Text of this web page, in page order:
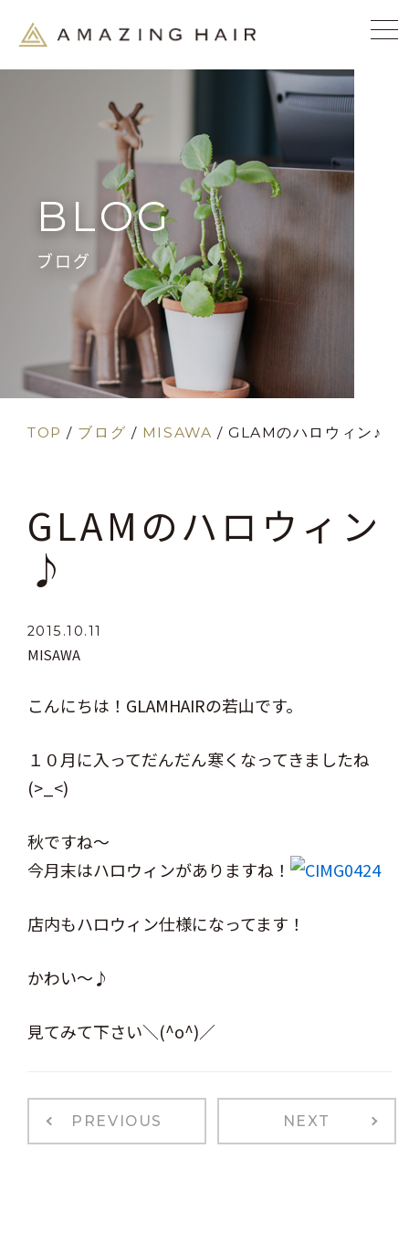
BLOG
ブログ
TOP / ブログ / MISAWA /GLAMのハロウィン♪
GLAMのハロウィン
♪
2015.10.11
MISAWA
こんにちは！GLAMHAIRの若山です。
１０月に入ってだんだん寒くなってきましたね
(>_<)
秋ですね～
今月末はハロウィンがありますね！
店内もハロウィン仕様になってます！
かわい～♪
見てみて下さい＼(^o^)／
PREVIOUS NEXT